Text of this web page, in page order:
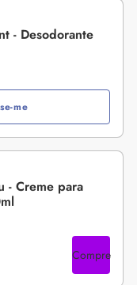
- Desodorante
me
- Creme para
Compre